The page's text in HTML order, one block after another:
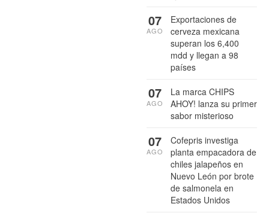
Exportaciones de
cerveza mexicana
superan los 6,400
mdd y llegan a 98
países
07
AGO
La marca CHIPS
AHOY! lanza su primer
sabor misterioso
07
AGO
Cofepris investiga
planta empacadora de
chiles jalapeños en
Nuevo León por brote
de salmonela en
Estados Unidos
07
AGO